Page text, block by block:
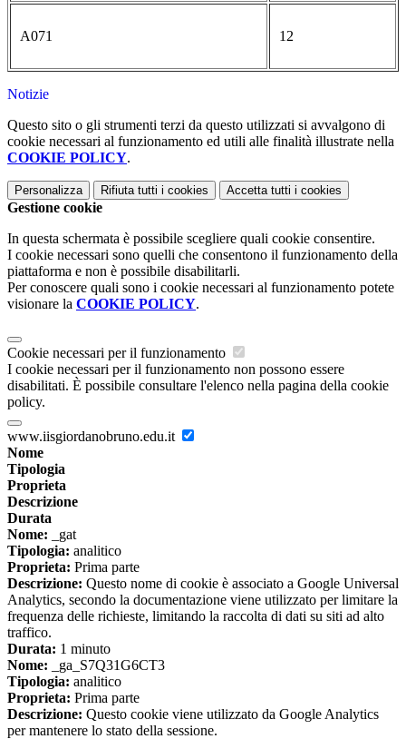
A071 12
Notizie
Questo sito o gli strumenti terzi da questo utilizzati si avvalgono di
cookie necessari al funzionamento ed utili alle finalità illustrate nella
COOKIE POLICY.
Personalizza Rifiuta tutti i cookies Accetta tutti i cookies
Gestione cookie
In questa schermata è possibile scegliere quali cookie consentire.
I cookie necessari sono quelli che consentono il funzionamento della
piattaforma e non è possibile disabilitarli.
Per conoscere quali sono i cookie necessari al funzionamento potete
visionare la COOKIE POLICY.
Cookie necessari per il funzionamento
I cookie necessari per il funzionamento non possono essere
disabilitati. È possibile consultare l'elenco nella pagina della cookie
policy.
www.iisgiordanobruno.edu.it
Nome
Tipologia
Proprieta
Descrizione
Durata
Nome: _gat
Tipologia: analitico
Proprieta: Prima parte
Descrizione: Questo nome di cookie è associato a Google Universal
Analytics, secondo la documentazione viene utilizzato per limitare la
frequenza delle richieste, limitando la raccolta di dati su siti ad alto
traffico.
Durata: 1 minuto
Nome: _ga_S7Q31G6CT3
Tipologia: analitico
Proprieta: Prima parte
Descrizione: Questo cookie viene utilizzato da Google Analytics
per mantenere lo stato della sessione.